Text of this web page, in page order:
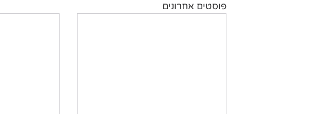
פוסטים אחרונים